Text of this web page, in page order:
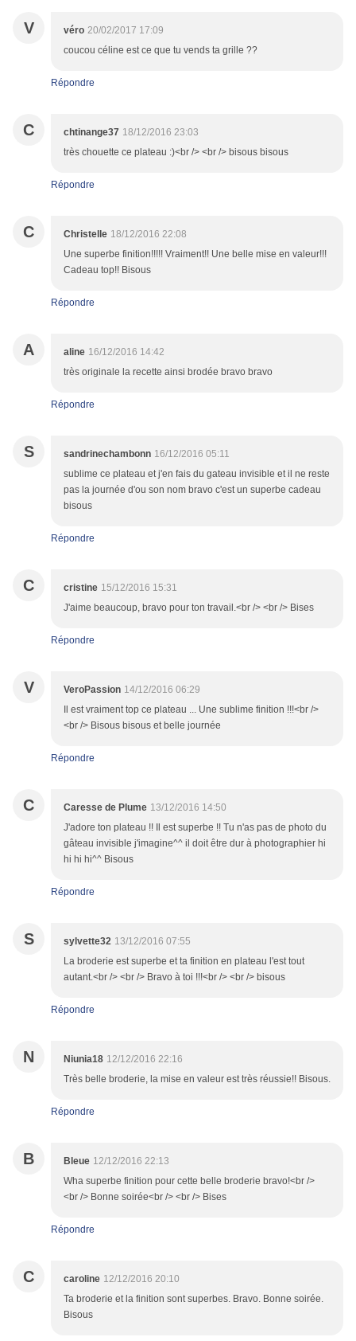
V véro 20/02/2017 17:09
coucou céline est ce que tu vends ta grille ??
Répondre
C chtinange37 18/12/2016 23:03
très chouette ce plateau :)<br /> <br /> bisous bisous
Répondre
C Christelle 18/12/2016 22:08
Une superbe finition!!!!! Vraiment!! Une belle mise en valeur!!!
Cadeau top!! Bisous
Répondre
A aline 16/12/2016 14:42
très originale la recette ainsi brodée bravo bravo
Répondre
S sandrinechambonn 16/12/2016 05:11
sublime ce plateau et j'en fais du gateau invisible et il ne reste
pas la journée d'ou son nom bravo c'est un superbe cadeau
bisous
Répondre
C cristine 15/12/2016 15:31
J'aime beaucoup, bravo pour ton travail.<br /> <br /> Bises
Répondre
V VeroPassion 14/12/2016 06:29
Il est vraiment top ce plateau ... Une sublime finition !!!<br />
<br /> Bisous bisous et belle journée
Répondre
C Caresse de Plume 13/12/2016 14:50
J'adore ton plateau !! Il est superbe !! Tu n'as pas de photo du
gâteau invisible j'imagine^^ il doit être dur à photographier hi
hi hi hi^^ Bisous
Répondre
S sylvette32 13/12/2016 07:55
La broderie est superbe et ta finition en plateau l'est tout
autant.<br /> <br /> Bravo à toi !!!<br /> <br /> bisous
Répondre
N Niunia18 12/12/2016 22:16
Très belle broderie, la mise en valeur est très réussie!! Bisous.
Répondre
B Bleue 12/12/2016 22:13
Wha superbe finition pour cette belle broderie bravo!<br />
<br /> Bonne soirée<br /> <br /> Bises
Répondre
C caroline 12/12/2016 20:10
Ta broderie et la finition sont superbes. Bravo. Bonne soirée.
Bisous